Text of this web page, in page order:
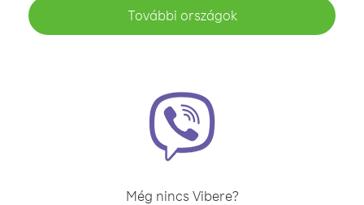
További országok
Még nincs Vibere?